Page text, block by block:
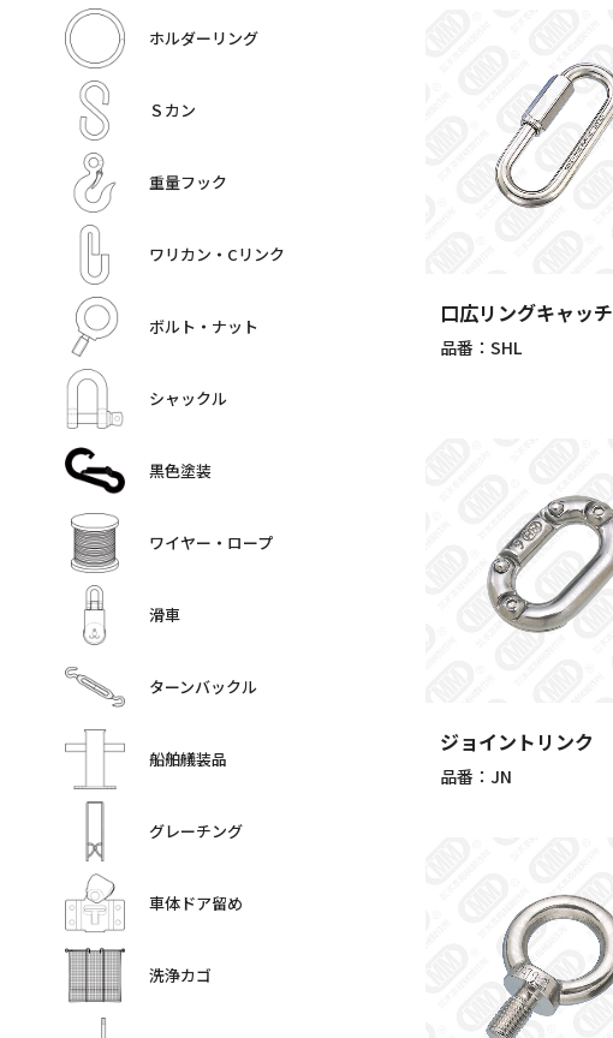
ホルダーリング
Ｓカン
重量フック
ワリカン・Cリンク
ボルト・ナット
シャックル
黒色塗装
ワイヤー・ロープ
滑車
ターンバックル
船舶艤装品
グレーチング
車体ドア留め
洗浄カゴ
口広リングキャッチ
品番：SHL
ジョイントリンク
品番：JN